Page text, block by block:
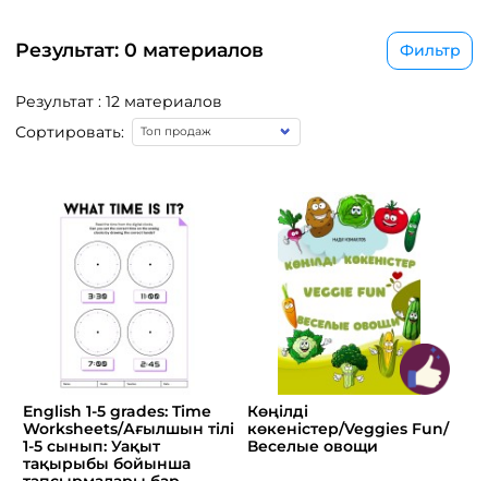
Результат: 0 материалов Фильтр
Результат : 12 материалов
Сортировать:
English 1-5 grades: Time
Worksheets/Ағылшын тілі
1-5 сынып: Уақыт
тақырыбы бойынша
Көңілді
көкеністер/Veggies Fun/
Веселые овощи